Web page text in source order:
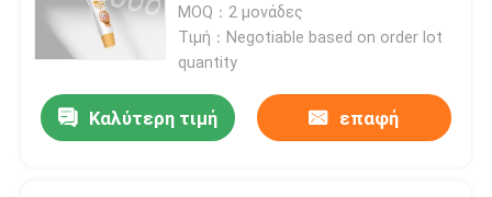
IPX7 καθαρίζοντας
MOQ：2 μονάδες
Τιμή：Negotiable based on order lot
quantity
Καλύτερη τιμή επαφή